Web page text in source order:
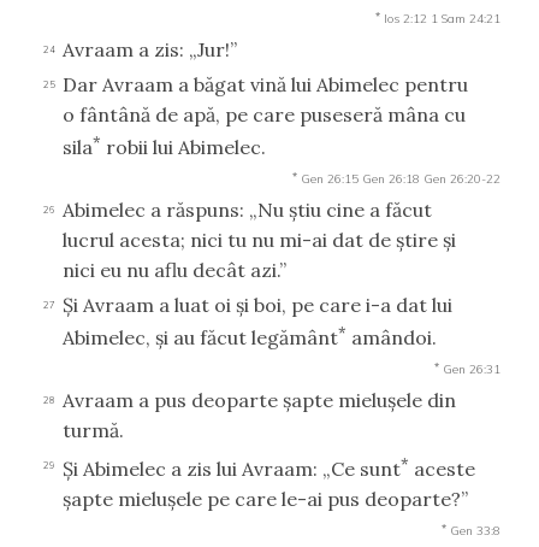
* Ios 2:12 1 Sam 24:21
24 Avraam a zis: „Jur!”
25
Dar Avraam a băgat vină lui Abimelec pentru
o fântână de apă, pe care puseseră mâna cu
sila* robii lui Abimelec.
* Gen 26:15 Gen 26:18 Gen 26:20-22
26
Abimelec a răspuns: „Nu ştiu cine a făcut
lucrul acesta; nici tu nu mi-ai dat de ştire şi
nici eu nu aflu decât azi.”
27
Şi Avraam a luat oi şi boi, pe care i-a dat lui
Abimelec, şi au făcut legământ* amândoi.
* Gen 26:31
28
Avraam a pus deoparte şapte mieluşele din
turmă.
29 Şi Abimelec a zis lui Avraam: „Ce sunt* aceste
şapte mieluşele pe care le-ai pus deoparte?”
* Gen 33:8